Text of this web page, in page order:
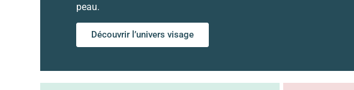
peau.
Découvrir l’univers visage